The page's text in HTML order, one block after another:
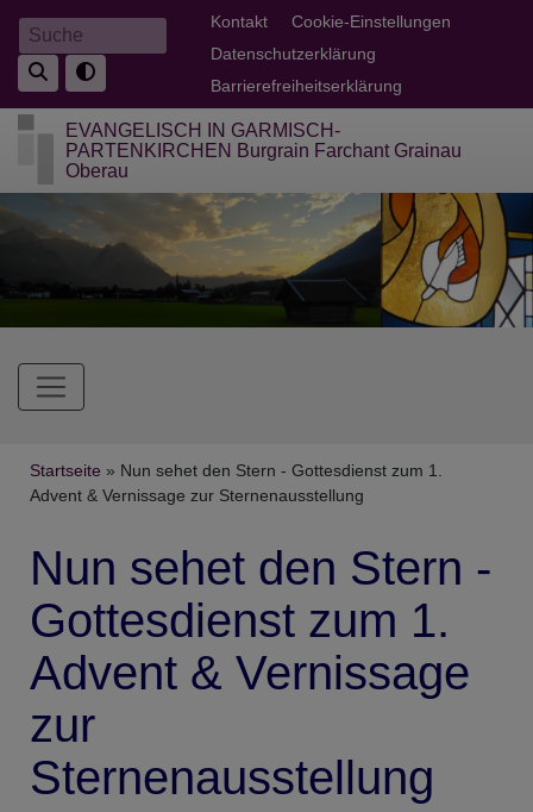
Direkt
zum
Inhalt
Suche Fußbereichsmenü
Kontakt
Cookie-Einstellungen
Datenschutzerklärung
Barrierefreiheitserklärung
EVANGELISCH IN GARMISCH-
PARTENKIRCHEN Burgrain Farchant Grainau
Oberau
Hauptnavigation
Breadcrumb
Startseite
Nun sehet den Stern - Gottesdienst zum 1.
Advent & Vernissage zur Sternenausstellung
Nun sehet den Stern -
Gottesdienst zum 1.
Advent & Vernissage
zur
Sternenausstellung